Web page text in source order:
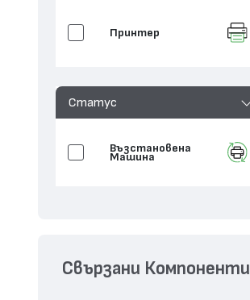
Принтер
Статус
Възстановенa
Машина
Свързани Компоненти